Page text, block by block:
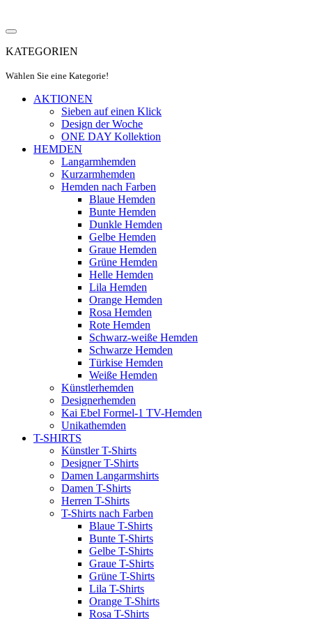
KATEGORIEN
Wählen Sie eine Kategorie!
AKTIONEN
Sieben auf einen Klick
Design der Woche
ONE DAY Kollektion
HEMDEN
Langarmhemden
Kurzarmhemden
Hemden nach Farben
Blaue Hemden
Bunte Hemden
Dunkle Hemden
Gelbe Hemden
Graue Hemden
Grüne Hemden
Helle Hemden
Lila Hemden
Orange Hemden
Rosa Hemden
Rote Hemden
Schwarz-weiße Hemden
Schwarze Hemden
Türkise Hemden
Weiße Hemden
Künstlerhemden
Designerhemden
Kai Ebel Formel-1 TV-Hemden
Unikathemden
T-SHIRTS
Künstler T-Shirts
Designer T-Shirts
Damen Langarmshirts
Damen T-Shirts
Herren T-Shirts
T-Shirts nach Farben
Blaue T-Shirts
Bunte T-Shirts
Gelbe T-Shirts
Graue T-Shirts
Grüne T-Shirts
Lila T-Shirts
Orange T-Shirts
Rosa T-Shirts